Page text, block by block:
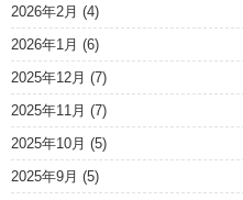
2026年2月 (4)
2026年1月 (6)
2025年12月 (7)
2025年11月 (7)
2025年10月 (5)
2025年9月 (5)